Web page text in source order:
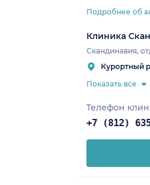
Подробнее об
Клиника
Скандинавия,
Курортный
Показать все
Телефон